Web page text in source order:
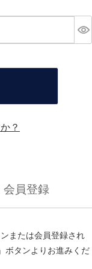
？
会員登録
または会員登録され
ボタンよりお進みくだ